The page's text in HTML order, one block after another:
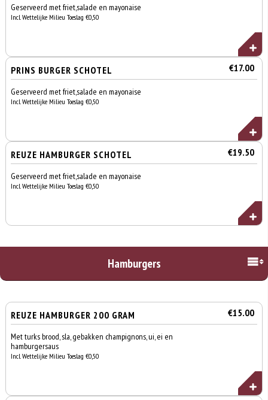
Geserveerd met friet,salade en mayonaise
Incl. Wettelijke Milieu Toeslag €0,50
PRINS BURGER SCHOTEL €17.00
Geserveerd met friet,salade en mayonaise
Incl. Wettelijke Milieu Toeslag €0,50
REUZE HAMBURGER SCHOTEL €19.50
Geserveerd met friet,salade en mayonaise
Incl. Wettelijke Milieu Toeslag €0,50
Hamburgers
REUZE HAMBURGER 200 GRAM €15.00
Met turks brood, sla, gebakken champignons, ui, ei en
hamburgersaus
Incl. Wettelijke Milieu Toeslag €0,50